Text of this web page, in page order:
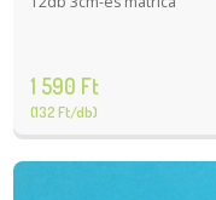
1 590 Ft
(132 Ft/db)